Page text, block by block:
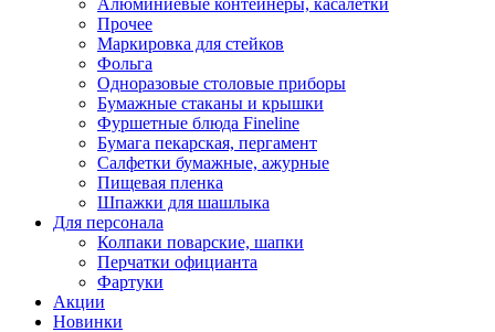
Алюминиевые контейнеры, касалетки
Прочее
Маркировка для стейков
Фольга
Одноразовые столовые приборы
Бумажные стаканы и крышки
Фуршетные блюда Fineline
Бумага пекарская, пергамент
Салфетки бумажные, ажурные
Пищевая пленка
Шпажки для шашлыка
Для персонала
Колпаки поварские, шапки
Перчатки официанта
Фартуки
Акции
Новинки